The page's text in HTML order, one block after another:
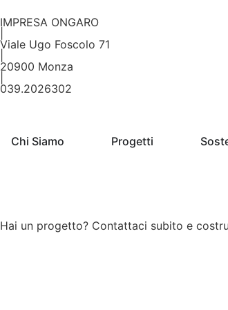
IMPRESA ONGARO
Viale Ugo Foscolo 71
20900 Monza
039.2026302
Chi Siamo Progetti
Hai un progetto? Contattaci subito e